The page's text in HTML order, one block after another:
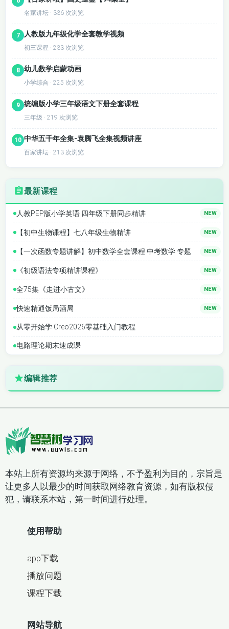
名家讲坛 · 336 次浏览
7 人教版九年级化学全套教学视频
初三课程 · 233 次浏览
8 幼儿数学启蒙动画
小学综合 · 225 次浏览
9 统编版小学三年级语文下册全套课程
三年级 · 219 次浏览
10 中华五千年全集-袁腾飞全集视频讲座
百家讲坛 · 213 次浏览
最新课程
人教PEP版小学英语 四年级下册同步精讲 NEW
【初中生物课程】七八年级生物精讲 NEW
【一次函数专题讲解】初中数学全套课程 中考数学 专题 NEW
《初级语法专项精讲课程》 NEW
全75集《走进小古文》 NEW
快速精通饭局酒局 NEW
从零开始学 Creo2026零基础入门教程
电路理论期末速成课
编辑推荐
本站上所有资源均来源于网络，不予盈利为目的，宗旨是
让更多人以最少的时间获取网络教育资源，如有版权侵
犯，请联系本站，第一时间进行处理。
使用帮助
app下载
播放问题
课程下载
网站导航